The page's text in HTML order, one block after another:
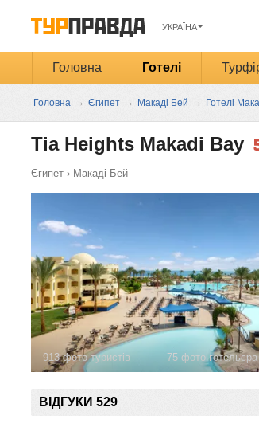
УКРАЇНА
Головна Готелі
Головна → Єгипет → Макаді Бей → Готелі
Tia Heights Makadi Bay
Єгипет› Макаді Бей
913 фото туристів 75 фото готельєра
ВІДГУКИ 529